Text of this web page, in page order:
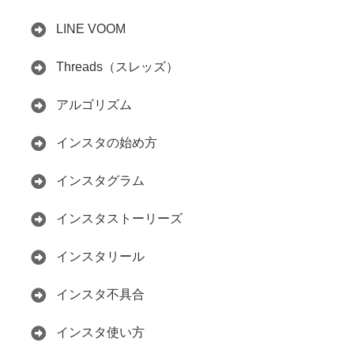
LINE VOOM
Threads（スレッズ）
アルゴリズム
インスタの始め方
インスタグラム
インスタストーリーズ
インスタリール
インスタ不具合
インスタ使い方